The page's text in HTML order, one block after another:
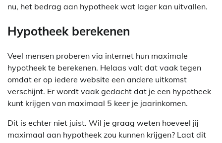
nu, het bedrag aan hypotheek wat lager kan uitvallen.
Hypotheek berekenen
Veel mensen proberen via internet hun maximale
hypotheek te berekenen. Helaas valt dat vaak tegen
omdat er op iedere website een andere uitkomst
verschijnt. Er wordt vaak gedacht dat je een hypotheek
kunt krijgen van maximaal 5 keer je jaarinkomen.
Dit is echter niet juist. Wil je graag weten hoeveel jij
maximaal aan hypotheek zou kunnen krijgen? Laat dit